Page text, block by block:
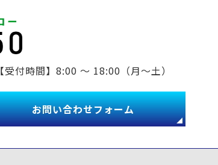
【受付時間】8:00 ～ 18:00（月～土）
お問い合わせフォーム